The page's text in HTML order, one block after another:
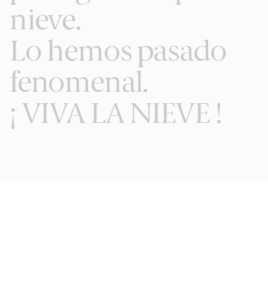
nieve.
Lo hemos pasado
fenomenal.
¡ VIVA LA NIEVE !